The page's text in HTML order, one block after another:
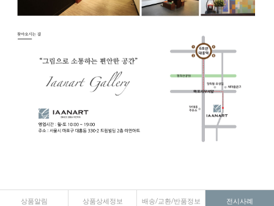
상품알림 상품상세정보 배송/교환/반품정보 전시사례